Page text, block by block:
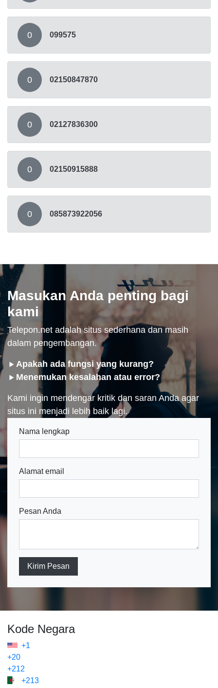
0 099575
0 02150847870
0 02127836300
0 02150915888
0 085873922056
Masukan Anda penting bagi
kami
Telepon.net adalah situs sederhana dan masih
dalam pengembangan.
Apakah ada fungsi yang kurang?
Menemukan kesalahan atau error?
Kami ingin mendengar kritik dan saran Anda agar
situs ini menjadi lebih baik lagi.
Nama lengkap
Alamat email
Pesan Anda
Kirim Pesan
Kode Negara
+1
+20
+212
+213